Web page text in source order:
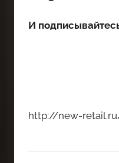
И
http://new-